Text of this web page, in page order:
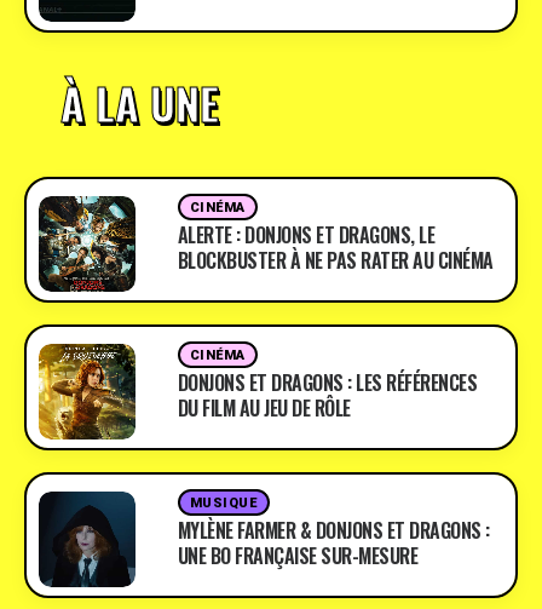
À LA UNE
CINÉMA
ALERTE : DONJONS ET DRAGONS, LE
BLOCKBUSTER À NE PAS RATER AU CINÉMA
CINÉMA
DONJONS ET DRAGONS : LES RÉFÉRENCES
DU FILM AU JEU DE RÔLE
MUSIQUE
MYLÈNE FARMER & DONJONS ET DRAGONS :
UNE BO FRANÇAISE SUR-MESURE